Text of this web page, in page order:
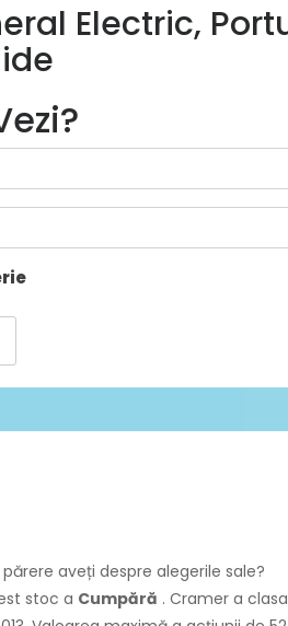
Electric,
aveți despre alegerile sale?
stoc a Cumpără . Cramer a